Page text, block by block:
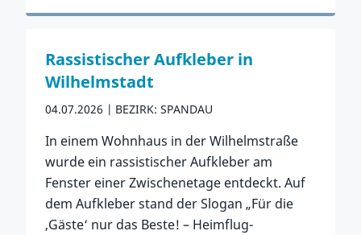
Zum Vorfall
Rassistischer Aufkleber in
Wilhelmstadt
04.07.2026 BEZIRK: SPANDAU
In einem Wohnhaus in der Wilhelmstraße
wurde ein rassistischer Aufkleber am
Fenster einer Zwischenetage entdeckt. Auf
dem Aufkleber stand der Slogan „Für die
‚Gäste‘ nur das Beste! – Heimflug-